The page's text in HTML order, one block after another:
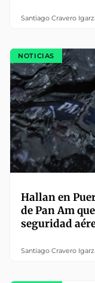
Santiago Cravero
NOTICIAS
Hallan en
de Pan Am
seguridad
Santiago Cravero